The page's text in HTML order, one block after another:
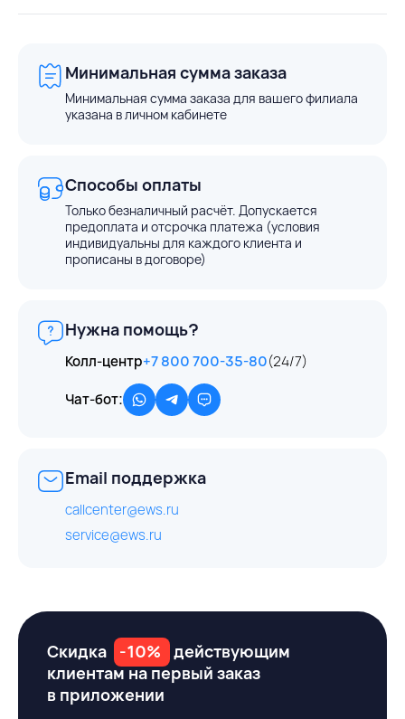
Минимальная сумма заказа
Минимальная сумма заказа для вашего филиала
указана в личном кабинете
Способы оплаты
Только безналичный расчёт. Допускается
предоплата и отсрочка платежа (условия
индивидуальны для каждого клиента и
прописаны в договоре)
Нужна помощь?
Колл-центр+7 800 700-35-80(24/7)
Чат-бот:
Email поддержка
callcenter@ews.ru
service@ews.ru
Скидка -10%
действующим
клиентам на первый заказ
в приложении